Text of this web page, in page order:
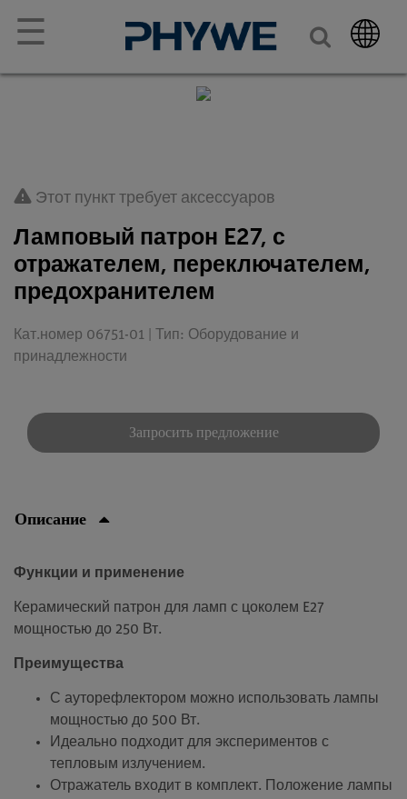
☰
Этот пункт требует аксессуаров
Ламповый патрон E27, с
отражателем, переключателем,
предохранителем
Кат.номер 06751-01 | Тип: Оборудование и
принадлежности
Запросить предложение
Описание
Функции и применение
Керамический патрон для ламп с цоколем E27
мощностью до 250 Вт.
Преимущества
С ауторефлектором можно использовать лампы
мощностью до 500 Вт.
Идеально подходит для экспериментов с
тепловым излучением.
Отражатель входит в комплект. Положение лампы